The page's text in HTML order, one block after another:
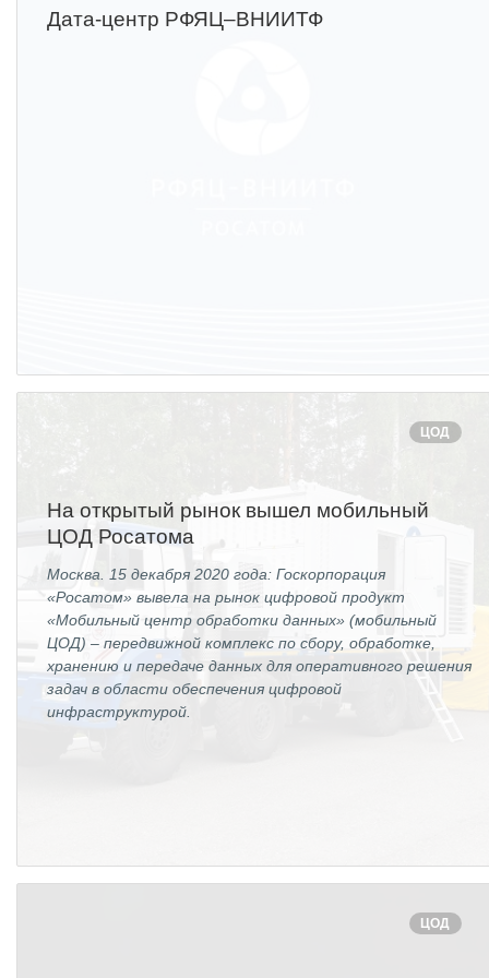
ПОСТАВЩИКАМ
ОБРАЗОВАНИЕ/КАРЬЕРА
СФТИ НИЯУ МИФИ
Спецкафедра УРФУ
Школа молодого специалиста
Новый Снежинск
Практика для студентов
Дата-центр РФЯЦ–ВНИИТФ
ЦОД
На открытый рынок вышел мобильный
ЦОД Росатома
Москва. 15 декабря 2020 года: Госкорпорация
«Росатом» вывела на рынок цифровой продукт
«Мобильный центр обработки данных» (мобильный
ЦОД) – передвижной комплекс по сбору, обработке,
хранению и передаче данных для оперативного решения
задач в области обеспечения цифровой
инфраструктурой.
ЦОД